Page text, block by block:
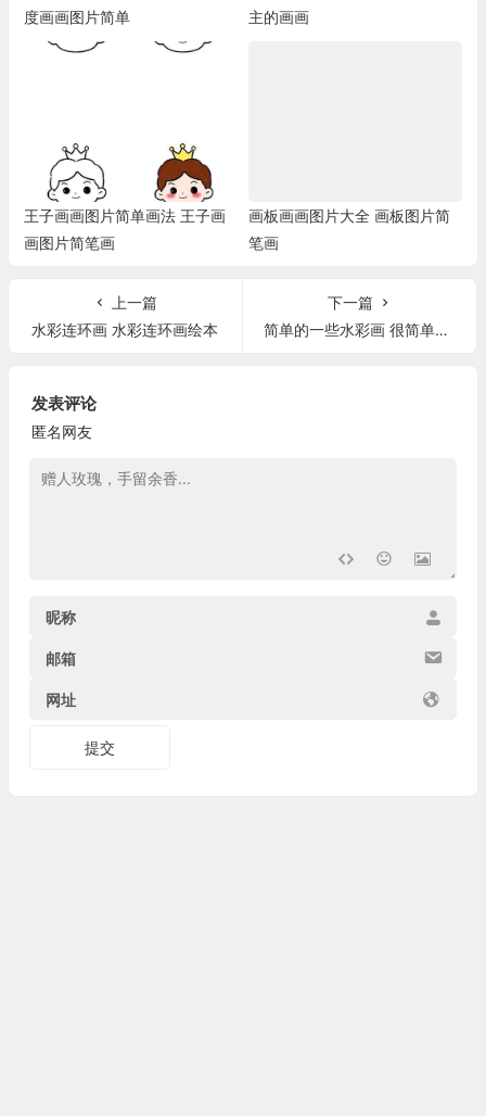
度画画图片简单
主的画画
王子画画图片简单画法 王子画
画图片简笔画
画板画画图片大全 画板图片简
笔画
上一篇
水彩连环画 水彩连环画绘本
下一篇
简单的一些水彩画 很简单的水彩画
发表评论
匿名网友
昵称
邮箱
网址
提交